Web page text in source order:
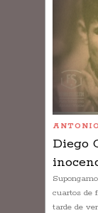
Diego
cuartos de
tarde de